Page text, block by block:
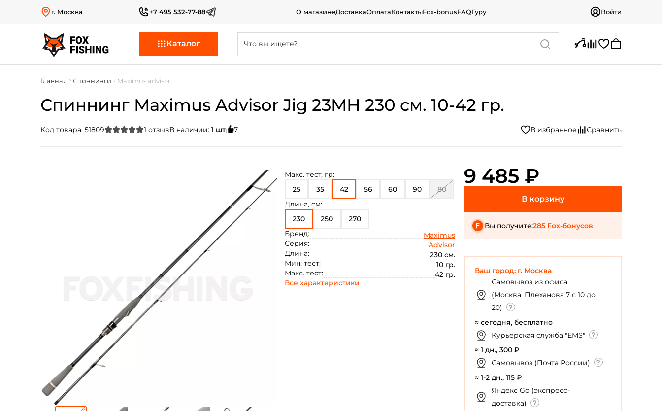
г. Москва +7 495 532-77-88 О магазинеДоставкаОплатаКонтактыFox-bonusFAQГуру Войти
Каталог
Главная Спиннинги Maximus advisor
Спиннинг Maximus Advisor Jig 23MH 230 см. 10-42 гр.
Код товара: 51809 1 отзывВ наличии: 1 шт 7
Макс. тест, гр:
25
35 42 56 60 90
80
Длина, см:
230
250
270
Бренд:
Maximus
Серия:
Advisor
Длина:
230 см.
Мин. тест:
10 гр.
Макс. тест:
42 гр.
Все характеристики
9 485 ₽
Вы получите:285 Fox-бонусов
Ваш город: г. Москва
Самовывоз из офиса
(Москва, Плеханова 7 с 10 до
20)
≈ сегодня, бесплатно
Курьерская служба "EMS"
≈ 1 дн., 300 ₽
Самовывоз (Почта России)
≈ 1-2 дн., 115 ₽
Яндекс Go (экспресс-
доставка)